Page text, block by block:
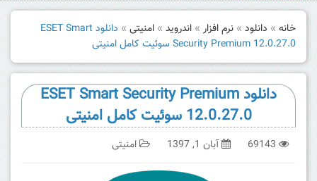
خانه » دانلود » نرم افزار » اندروید » امنیتی »
دانلود ESET Smart
Security Premium 12.0.27.0 سوئیت کامل امنیتی
دانلود ESET Smart Security Premium
12.0.27.0 سوئیت کامل امنیتی
69143 آبان 1, 1397 امنیتی